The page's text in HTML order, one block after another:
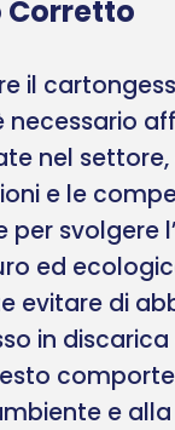
Corretto
il
necessario
nel
e le
per svolgere
ed
evitare di
in
e